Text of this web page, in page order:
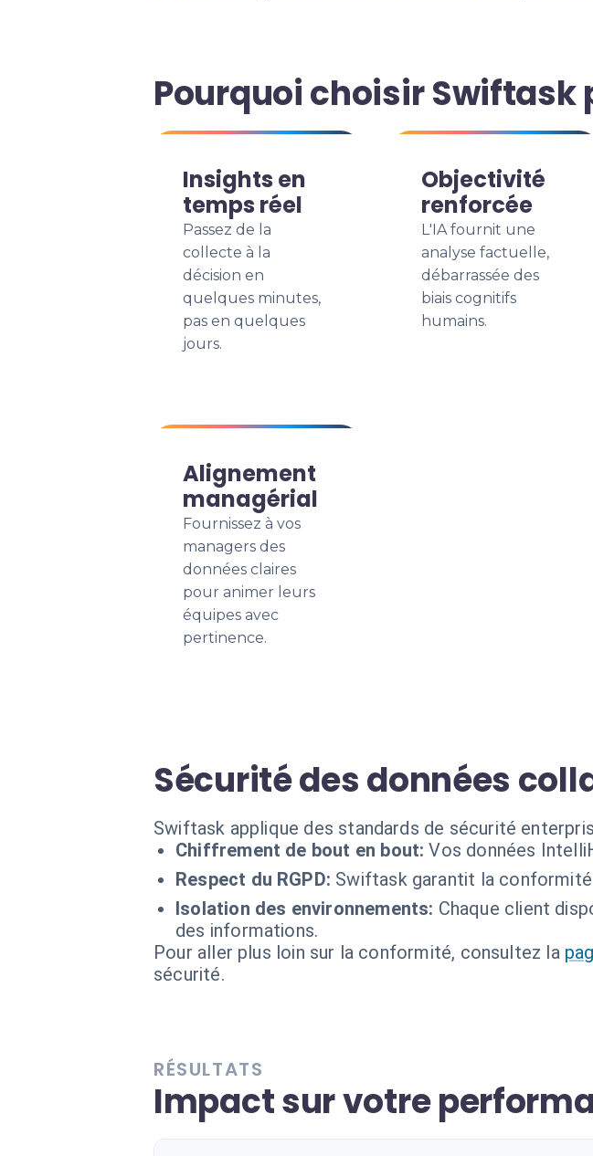
Pourquoi choisir Swiftask
Insights en
temps réel
Passez de la
collecte à la
décision en
quelques minutes,
pas en quelques
jours.
Objectivité
renforcée
L'IA fournit une
analyse factuelle,
débarrassée des
biais cognitifs
humains.
Alignement
managérial
Fournissez à vos
managers des
données claires
pour animer leurs
équipes avec
pertinence.
Sécurité des données
Swiftask applique des standards de sécurité
Chiffrement de bout en bout: Vos données
Respect du RGPD: Swiftask garantit la
Isolation des environnements: Chaque client
des informations.
Pour aller plus loin sur la conformité, consultez la
sécurité.
RÉSULTATS
Impact sur votre